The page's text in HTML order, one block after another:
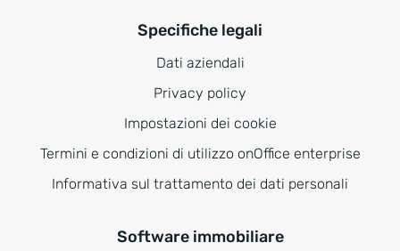
Specifiche legali
Dati aziendali
Privacy policy
Impostazioni dei cookie
Termini e condizioni di utilizzo onOffice enterprise
Informativa sul trattamento dei dati personali
Software immobiliare